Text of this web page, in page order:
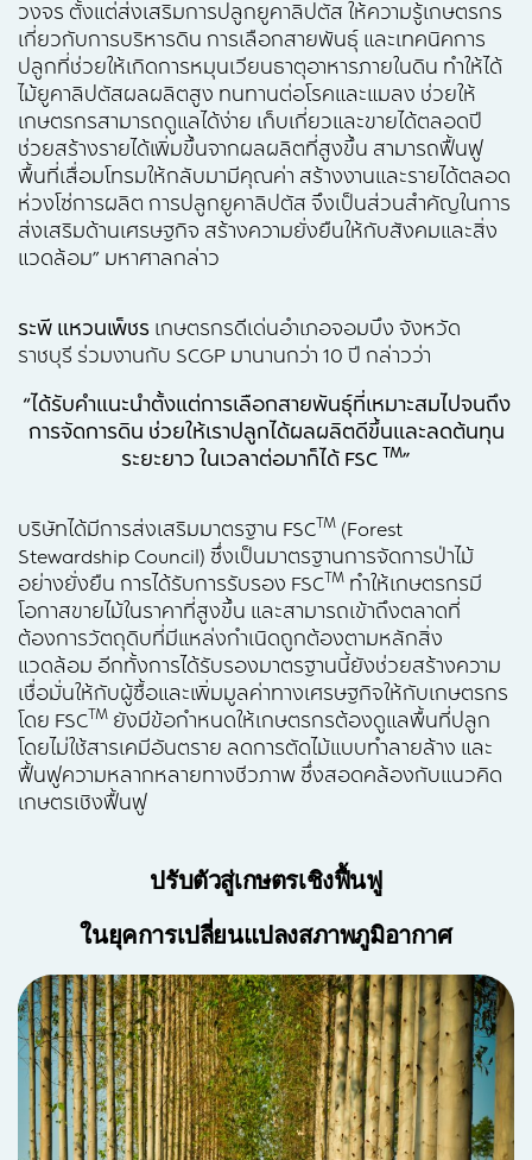
วงจร ตั้งแต่ส่งเสริมการปลูกยูคาลิปตัส ให้ความรู้เกษตรกร
เกี่ยวกับการบริหารดิน การเลือกสายพันธุ์ และเทคนิคการ
ปลูกที่ช่วยให้เกิดการหมุนเวียนธาตุอาหารภายในดิน ทำให้ได้
ไม้ยูคาลิปตัสผลผลิตสูง ทนทานต่อโรคและแมลง ช่วยให้
เกษตรกรสามารถดูแลได้ง่าย เก็บเกี่ยวและขายได้ตลอดปี
ช่วยสร้างรายได้เพิ่มขึ้นจากผลผลิตที่สูงขึ้น สามารถฟื้นฟู
พื้นที่เสื่อมโทรมให้กลับมามีคุณค่า สร้างงานและรายได้ตลอด
ห่วงโซ่การผลิต การปลูกยูคาลิปตัส จึงเป็นส่วนสำคัญในการ
ส่งเสริมด้านเศรษฐกิจ สร้างความยั่งยืนให้กับสังคมและสิ่ง
แวดล้อม” มหาศาลกล่าว
ระพี แหวนเพ็ชร เกษตรกรดีเด่นอำเภอจอมบึง จังหวัด
ราชบุรี ร่วมงานกับ SCGP มานานกว่า 10 ปี กล่าวว่า
“ได้รับคำแนะนำตั้งแต่การเลือกสายพันธุ์ที่เหมาะสมไปจนถึง
การจัดการดิน ช่วยให้เราปลูกได้ผลผลิตดีขึ้นและลดต้นทุน
TM”
บริษัทได้มีการส่งเสริมมาตรฐาน FSCTM (Forest
Stewardship Council) ซึ่งเป็นมาตรฐานการจัดการป่าไม้
อย่างยั่งยืน การได้รับการรับรอง FSCTM ทำให้เกษตรกรมี
โอกาสขายไม้ในราคาที่สูงขึ้น และสามารถเข้าถึงตลาดที่
ต้องการวัตถุดิบที่มีแหล่งกำเนิดถูกต้องตามหลักสิ่ง
แวดล้อม อีกทั้งการได้รับรองมาตรฐานนี้ยังช่วยสร้างความ
เชื่อมั่นให้กับผู้ซื้อและเพิ่มมูลค่าทางเศรษฐกิจให้กับเกษตรกร
โดย FSCTM ยังมีข้อกำหนดให้เกษตรกรต้องดูแลพื้นที่ปลูก
โดยไม่ใช้สารเคมีอันตราย ลดการตัดไม้แบบทำลายล้าง และ
ฟื้นฟูความหลากหลายทางชีวภาพ ซึ่งสอดคล้องกับแนวคิด
เกษตรเชิงฟื้นฟู
ปรับตัวสู่เกษตรเชิงฟื้นฟู
ในยุคการเปลี่ยนแปลงสภาพภูมิอากาศ